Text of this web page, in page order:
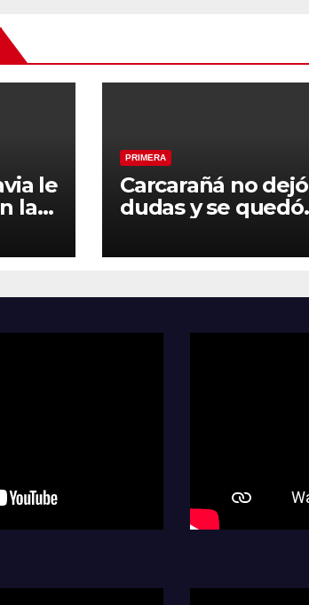
le
la
PRIMERA
Carcarañá no dejó
dudas y se quedó
la segunda fecha